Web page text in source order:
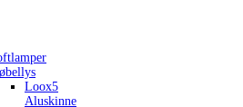
Loox5
Aluskinne